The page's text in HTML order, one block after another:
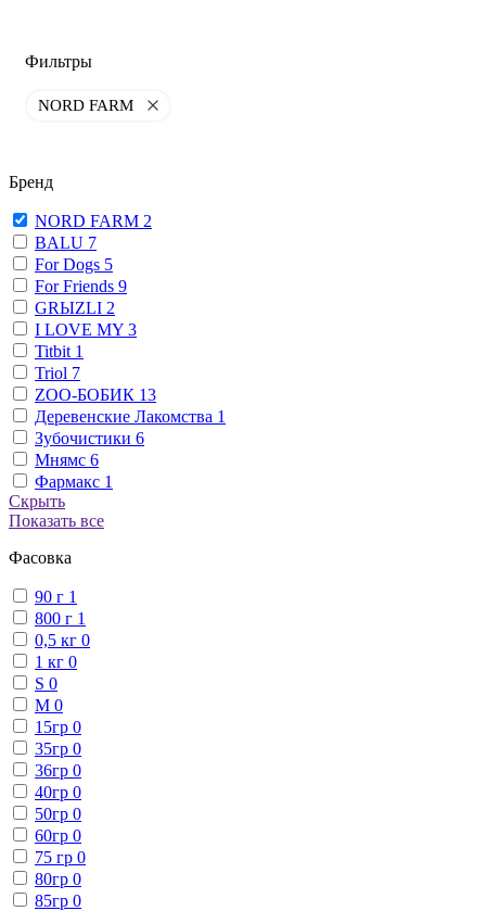
Фильтры
NORD FARM
Бренд
NORD FARM 2
BALU 7
For Dogs 5
For Friends 9
GRЫZLI 2
I LOVE MY 3
Titbit 1
Triol 7
ZОО-БОБИК 13
Деревенские Лакомства 1
Зубочистики 6
Мнямс 6
Фармакс 1
Скрыть
Показать все
Фасовка
90 г 1
800 г 1
0,5 кг 0
1 кг 0
S 0
М 0
15гр 0
35гр 0
36гр 0
40гр 0
50гр 0
60гр 0
75 гр 0
80гр 0
85гр 0